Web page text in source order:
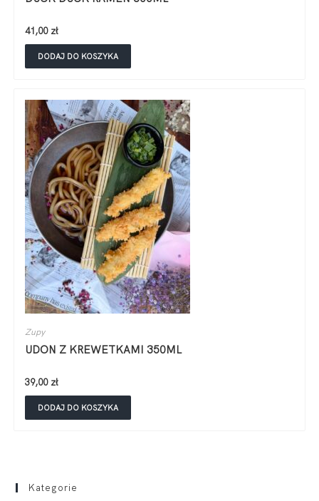
41,00 zł
DODAJ DO KOSZYKA
Zupy
UDON Z KREWETKAMI 350ML
39,00 zł
DODAJ DO KOSZYKA
Kategorie